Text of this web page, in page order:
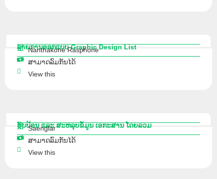
ລາຍການອອກແບບ Graphic Design List
Nanthakone Rasphone
ສາມາດລົມກັນໄດ້
View this
ຮັບປ້ອນ ແລະ ສະຫລຸບຂໍ້ມູນ ເອກະສານ ໂດຍລວມ
Saenglar
ສາມາດລົມກັນໄດ້
View this